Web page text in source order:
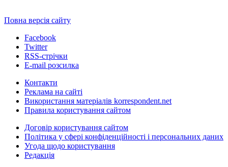
Повна версія сайту
Facebook
Twitter
RSS-стрічки
E-mail розсилка
Контакти
Реклама на сайті
Використання матеріалів korrespondent.net
Правила користування сайтом
Договір користування сайтом
Політика у сфері конфіденційності і персональних даних
Угода щодо користування
Редакція